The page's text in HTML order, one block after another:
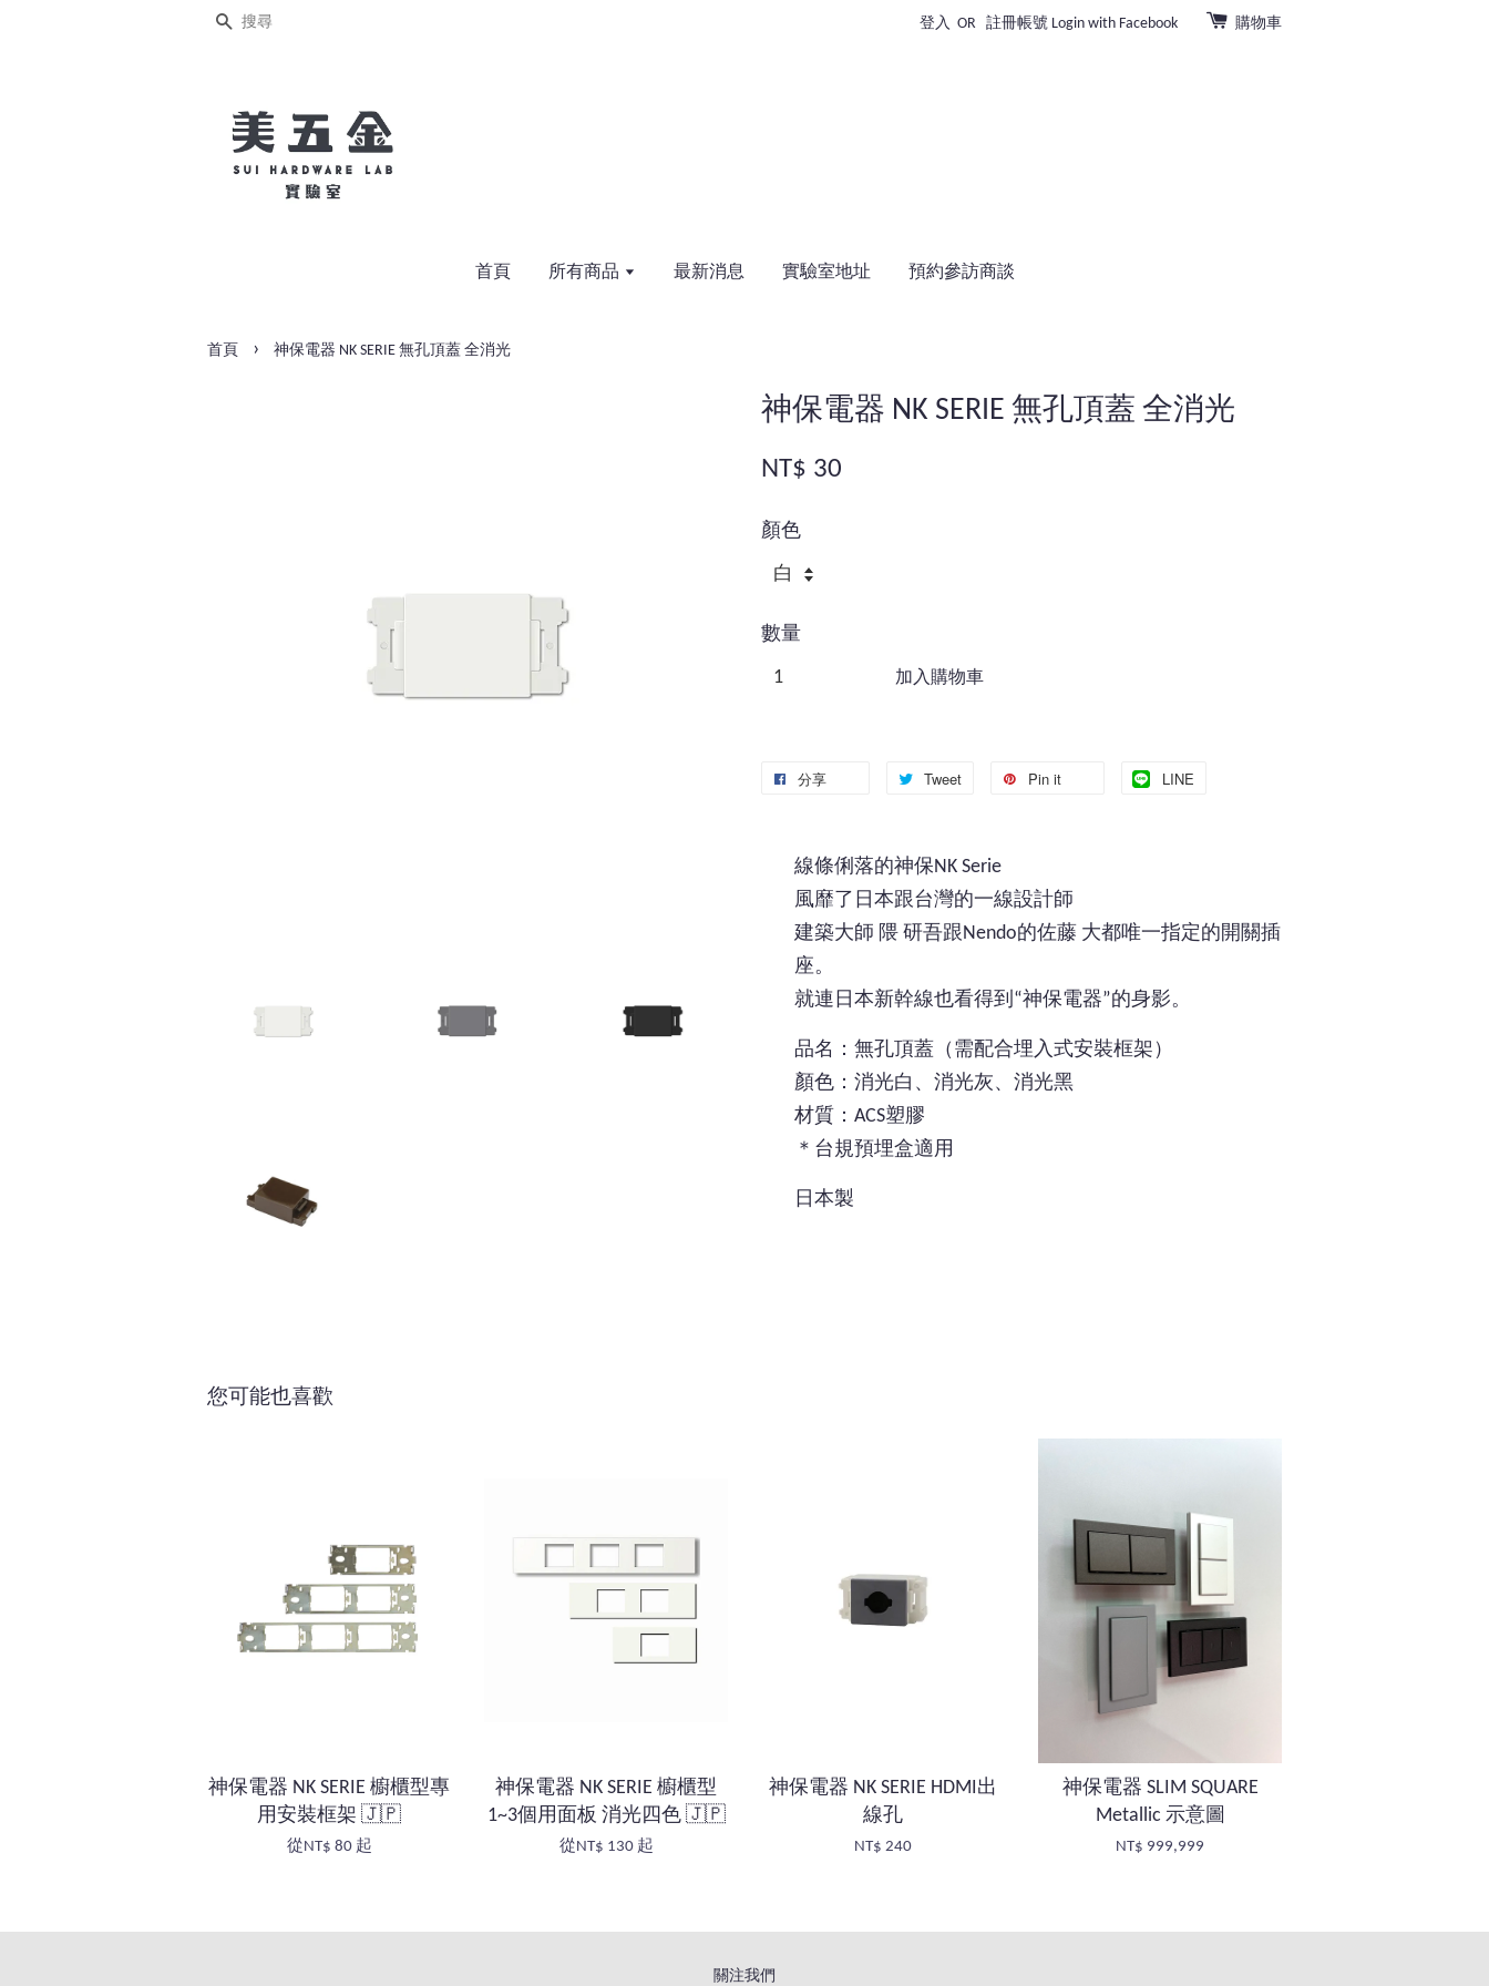
搜尋 登入 OR 註冊帳號 Login with Facebook 購物車
首頁 所有商品 最新消息 實驗室地址 預約參訪商談
首頁 › 神保電器 NK SERIE 無孔頂蓋 全消光
神保電器 NK SERIE 無孔頂蓋 全消光
NT$ 30
顏色
數量
加入購物車
分享 Tweet Pin it LINE
線條俐落的神保NK Serie
風靡了日本跟台灣的一線設計師
建築大師 隈 研吾跟Nendo的佐藤 大都唯一指定的開關插
座。
就連日本新幹線也看得到“神保電器”的身影。
品名：無孔頂蓋（需配合埋入式安裝框架）
顏色：消光白、消光灰、消光黑
材質：ACS塑膠
＊台規預埋盒適用
日本製
您可能也喜歡
神保電器 NK SERIE 櫥櫃型專
用安裝框架 🇯🇵
從 NT$ 80 起
神保電器 NK SERIE 櫥櫃型
1~3個用面板 消光四色 🇯🇵
從 NT$ 130 起
神保電器 NK SERIE HDMI出
線孔
NT$ 240
神保電器 SLIM SQUARE
Metallic 示意圖
NT$ 999,999
關注我們